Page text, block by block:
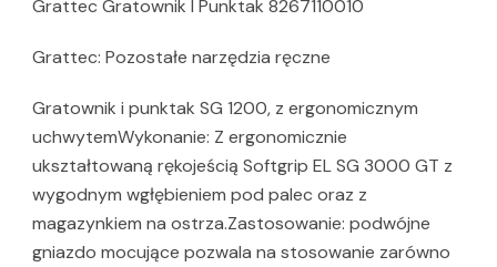
Grattec Gratownik I Punktak 8267110010
Grattec: Pozostałe narzędzia ręczne
Gratownik i punktak SG 1200, z ergonomicznym
uchwytemWykonanie: Z ergonomicznie
ukształtowaną rękojeścią Softgrip EL SG 3000 GT z
wygodnym wgłębieniem pod palec oraz z
magazynkiem na ostrza.Zastosowanie: podwójne
gniazdo mocujące pozwala na stosowanie zarówno